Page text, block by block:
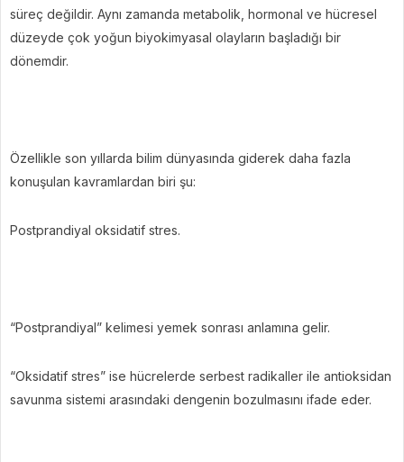
süreç değildir. Aynı zamanda metabolik, hormonal ve hücresel
düzeyde çok yoğun biyokimyasal olayların başladığı bir
dönemdir.
Özellikle son yıllarda bilim dünyasında giderek daha fazla
konuşulan kavramlardan biri şu:
Postprandiyal oksidatif stres.
“Postprandiyal” kelimesi yemek sonrası anlamına gelir.
“Oksidatif stres” ise hücrelerde serbest radikaller ile antioksidan
savunma sistemi arasındaki dengenin bozulmasını ifade eder.